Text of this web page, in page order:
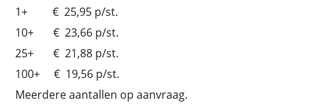
1+ € 25,95 p/st.
10+ € 23,66 p/st.
25+ € 21,88 p/st.
100+ € 19,56 p/st.
Meerdere aantallen op aanvraag.